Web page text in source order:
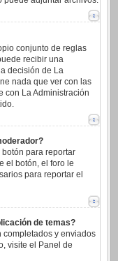
conjunto de reglas
recibir una
decisión de La
nada que ver con las
con La Administración
para reportar
el botón, el foro le
para reportar el
de temas?
completados y enviados
visite el Panel de